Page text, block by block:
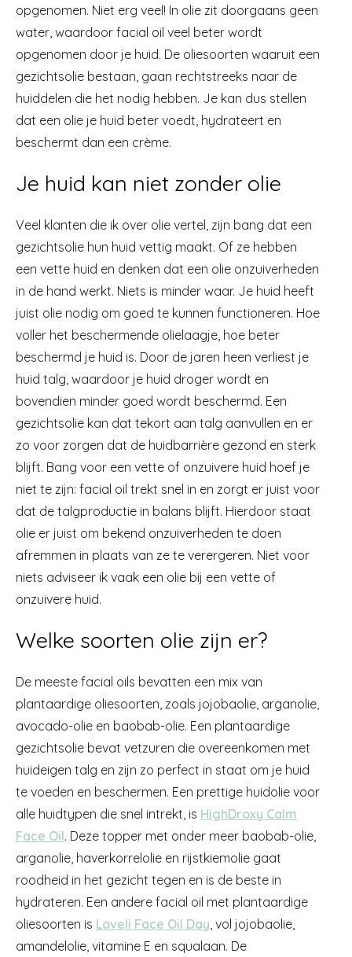
opgenomen. Niet erg veel! In olie zit doorgaans geen
water, waardoor facial oil veel beter wordt
opgenomen door je huid. De oliesoorten waaruit een
gezichtsolie bestaan, gaan rechtstreeks naar de
huiddelen die het nodig hebben. Je kan dus stellen
dat een olie je huid beter voedt, hydrateert en
beschermt dan een crème.
Je huid kan niet zonder olie
Veel klanten die ik over olie vertel, zijn bang dat een
gezichtsolie hun huid vettig maakt. Of ze hebben
een vette huid en denken dat een olie onzuiverheden
in de hand werkt. Niets is minder waar. Je huid heeft
juist olie nodig om goed te kunnen functioneren. Hoe
voller het beschermende olielaagje, hoe beter
beschermd je huid is. Door de jaren heen verliest je
huid talg, waardoor je huid droger wordt en
bovendien minder goed wordt beschermd. Een
gezichtsolie kan dat tekort aan talg aanvullen en er
zo voor zorgen dat de huidbarrière gezond en sterk
blijft. Bang voor een vette of onzuivere huid hoef je
niet te zijn: facial oil trekt snel in en zorgt er juist voor
dat de talgproductie in balans blijft. Hierdoor staat
olie er juist om bekend onzuiverheden te doen
afremmen in plaats van ze te verergeren. Niet voor
niets adviseer ik vaak een olie bij een vette of
onzuivere huid.
Welke soorten olie zijn er?
De meeste facial oils bevatten een mix van
plantaardige oliesoorten, zoals jojobaolie, arganolie,
avocado-olie en baobab-olie. Een plantaardige
gezichtsolie bevat vetzuren die overeenkomen met
huideigen talg en zijn zo perfect in staat om je huid
te voeden en beschermen. Een prettige huidolie voor
alle huidtypen die snel intrekt, is HighDroxy Calm
Face Oil. Deze topper met onder meer baobab-olie,
arganolie, haverkorrelolie en rijstkiemolie gaat
roodheid in het gezicht tegen en is de beste in
hydrateren. Een andere facial oil met plantaardige
oliesoorten is Loveli Face Oil Day, vol jojobaolie,
amandelolie, vitamine E en squalaan. De